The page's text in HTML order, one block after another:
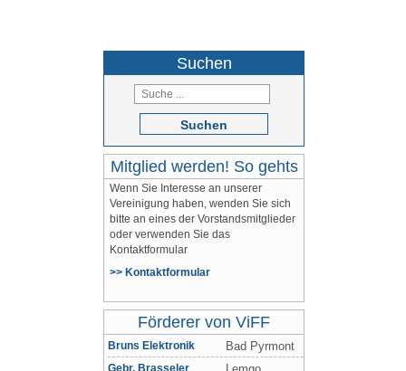
Suchen
Suchen
Mitglied werden! So gehts
Wenn Sie Interesse an unserer
Vereinigung haben, wenden Sie sich
bitte an eines der Vorstandsmitglieder
oder verwenden Sie das
Kontaktformular
>> Kontaktformular
Förderer von ViFF
Bruns Elektronik Bad Pyrmont
Gebr. Brasseler